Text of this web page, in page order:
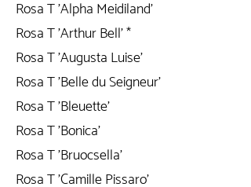
Rosa T 'Alpha Meidiland'
Rosa T 'Arthur Bell' *
Rosa T 'Augusta Luise'
Rosa T 'Belle du Seigneur'
Rosa T 'Bleuette'
Rosa T 'Bonica'
Rosa T 'Bruocsella'
Rosa T 'Camille Pissaro'